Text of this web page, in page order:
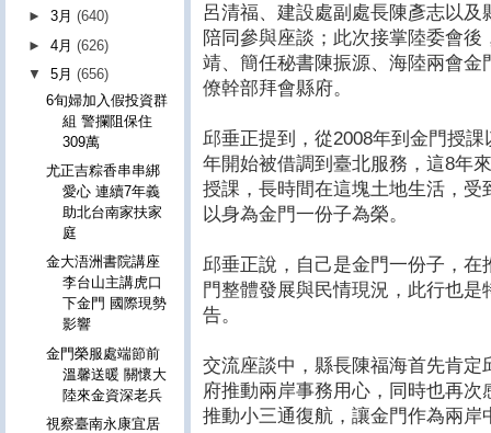
呂清福、建設處副處長陳彥志以
陪同參與座談；此次接掌陸委會
靖、簡任秘書陳振源、海陸兩會
僚幹部拜會縣府。
邱垂正提到，從2008年到金門授
年開始被借調到臺北服務，這8年
授課，長時間在這塊土地生活，
以身為金門一份子為榮。
邱垂正說，自己是金門一份子，
門整體發展與民情現況，此行也
告。
交流座談中，縣長陳福海首先肯
府推動兩岸事務用心，同時也再
推動小三通復航，讓金門作為兩岸
►3月(640)
►4月(626)
▼5月(656)
6旬婦加入假投資群
組 警攔阻保住
309萬
尤正吉粽香串串綁
愛心 連續7年義
助北台南家扶家
庭
金大浯洲書院講座
李台山主講虎口
下金門 國際現勢
影響
金門榮服處端節前
溫馨送暖 關懷大
陸來金資深老兵
視察臺南永康宜居